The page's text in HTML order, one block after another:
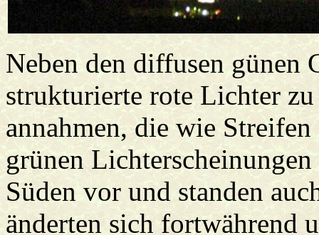
Neben den diffusen günen
strukturierte rote Lichter zu
annahmen, die wie
grünen
Süden vor und standen
änderten sich fortwährend